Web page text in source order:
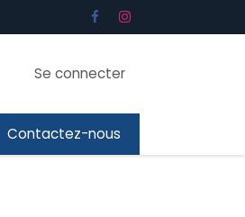
Se connecter
Contactez-nous